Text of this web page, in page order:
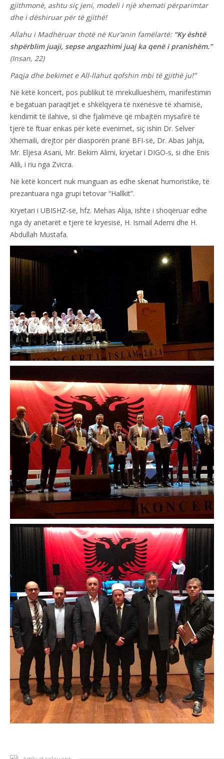
gjithmonë, ashtu siç jeni, modeli i një xhemati përparimtar
dhe i dëshiruar për të gjithë!
Allahu i Madhëruar thotë në Kur’anin famëlartë: “Ky është
shpërblim juaji, sepse angazhimi juaj ka qenë i pranishëm.”
(Insan, 22)
Paqja dhe bekimet e All-llahut qofshin mbi të gjithë ju!”
Në këtë koncert, pos publikut të mrekullueshëm, manifestimin
e begatuan paraqitjet e shkëlqyera të nxënësve të xhamisë,
këndimit të ilahive, si dhe fjalimëve që mbajtën mysafirë të
tjerë të ftuar enkas për këtë evenimet, siç ishin Dr. Selver
Xhemaili, drejtor për diasporën pranë BFI-së, Dr. Abas Jahja,
Mr. Eljesa Asani, Mr. Bekim Alimi, kryetar i DIGO-s, si dhe Enis
Alili, i riu nga Zvicra.
Në këtë koncert nuk munguan as edhe skenat humoristike, të
prezantuara nga grupi tetovar “Hallkit”.
Kryetari i UBISHZ-së, hfz. Mehas Alija, ishte i shoqëruar edhe
nga dy anëtarët e tjerë të kryesisë, H. Ismail Ademi dhe H.
Abdullah Mustafa.